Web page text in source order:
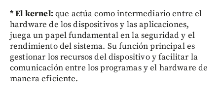
* El kernel: que actúa como intermediario entre el
hardware de los dispositivos y las aplicaciones,
juega un papel fundamental en la seguridad y el
rendimiento del sistema. Su función principal es
gestionar los recursos del dispositivo y facilitar la
comunicación entre los programas y el hardware de
manera eficiente.